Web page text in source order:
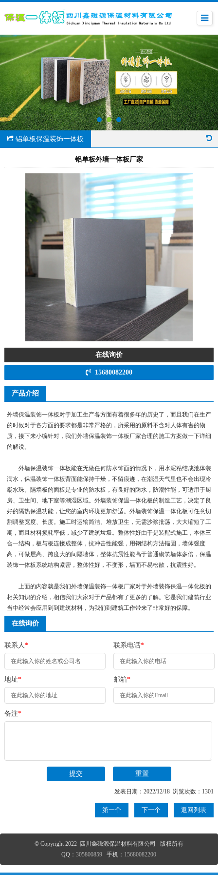
铝单板保温装饰一体板
铝单板外墙一体板厂家
在线询价
15680082200
产品介绍
外墙保温装饰一体板对于加工生产各方面有着很多年的历史了，而且我们在生产
的时候对于各方面的要求都是非常严格的，所采用的原料不含对人体有害的物
质，接下来小编针对，我们外墙保温装饰一体板厂家合理的施工方案做一下详细
的解说。
外墙保温装饰一体板能在无做任何防水饰面的情况下，用水泥粘结成池体装
满水，保温装饰一体板背面能保持干燥，不留痕迹，在潮湿天气里也不会出现冷
凝水珠。隔墙板的面板是专业的防水板，有良好的防水，防潮性能，可适用于厨
房、卫生间、地下室等潮湿区域。外墙装饰保温一体化板的制造工艺，决定了良
好的隔热保温功能，让您的室内环境更加舒适。外墙装饰保温一体化板可任意切
割调整宽度、长度。施工时运输简洁、堆放卫生，无需沙浆批荡，大大缩短了工
期，而且材料损耗率低，减少了建筑垃圾。整体性好由于是装配式施工，本体三
合一结构，板与板连接成整体，抗冲击性能强，用钢结构方法锚固，墙体强度
高，可做层高、跨度大的间隔墙体，整体抗震性能高于普通砌筑墙体多倍，保温
装饰一体板系统结构紧密，整体性好，不变形，墙面不易松散，抗震性好。
上面的内容就是我们外墙保温装饰一体板厂家对于外墙装饰保温一体化板的
相关知识的介绍，相信我们大家对于产品都有了更多的了解。它是我们建筑行业
当中经常会应用到到建筑材料，为我们到建筑工作带来了非常好的保障。
在线询价
联系人* 联系电话*
地址* 邮箱*
备注*
发表日期：2022/12/18 浏览次数：1301
第一个 下一个 返回列表
© Copyright 2022 四川鑫磁源保温材料有限公司 版权所有
QQ：305800859 手机： 15680082200